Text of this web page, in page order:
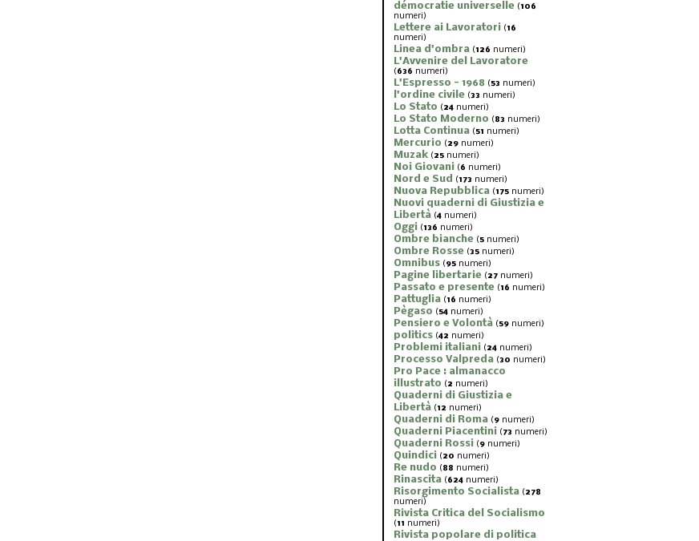
démocratie universelle (106
numeri)
Lettere ai Lavoratori (16
numeri)
Linea d'ombra (126 numeri)
L'Avvenire del Lavoratore
(636 numeri)
L'Espresso - 1968 (53 numeri)
l'ordine civile (33 numeri)
Lo Stato (24 numeri)
Lo Stato Moderno (83 numeri)
Lotta Continua (51 numeri)
Mercurio (29 numeri)
Muzak (25 numeri)
Noi Giovani (6 numeri)
Nord e Sud (173 numeri)
Nuova Repubblica (175 numeri)
Nuovi quaderni di Giustizia e
Libertà (4 numeri)
Oggi (136 numeri)
Ombre bianche (5 numeri)
Ombre Rosse (35 numeri)
Omnibus (95 numeri)
Pagine libertarie (27 numeri)
Passato e presente (16 numeri)
Pattuglia (16 numeri)
Pègaso (54 numeri)
Pensiero e Volontà (59 numeri)
politics (42 numeri)
Problemi italiani (24 numeri)
Processo Valpreda (30 numeri)
Pro Pace : almanacco
illustrato (2 numeri)
Quaderni di Giustizia e
Libertà (12 numeri)
Quaderni di Roma (9 numeri)
Quaderni Piacentini (73 numeri)
Quaderni Rossi (9 numeri)
Quindici (20 numeri)
Re nudo (88 numeri)
Rinascita (624 numeri)
Risorgimento Socialista (278
numeri)
Rivista Critica del Socialismo
(11 numeri)
Rivista popolare di politica